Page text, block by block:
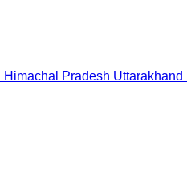
Himachal Pradesh Uttarakhand